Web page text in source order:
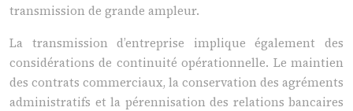
transmission de grande ampleur.
La transmission d’entreprise implique également des
considérations de continuité opérationnelle. Le maintien
des contrats commerciaux, la conservation des agréments
administratifs et la pérennisation des relations bancaires